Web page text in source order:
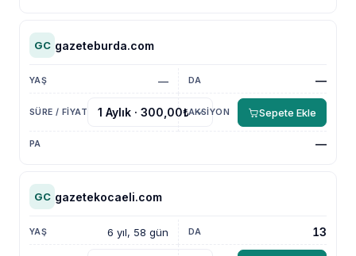
GC gazeteburda.com
— —
—
Sepete Ekle
GC gazetekocaeli.com
6 yıl, 58 gün 13